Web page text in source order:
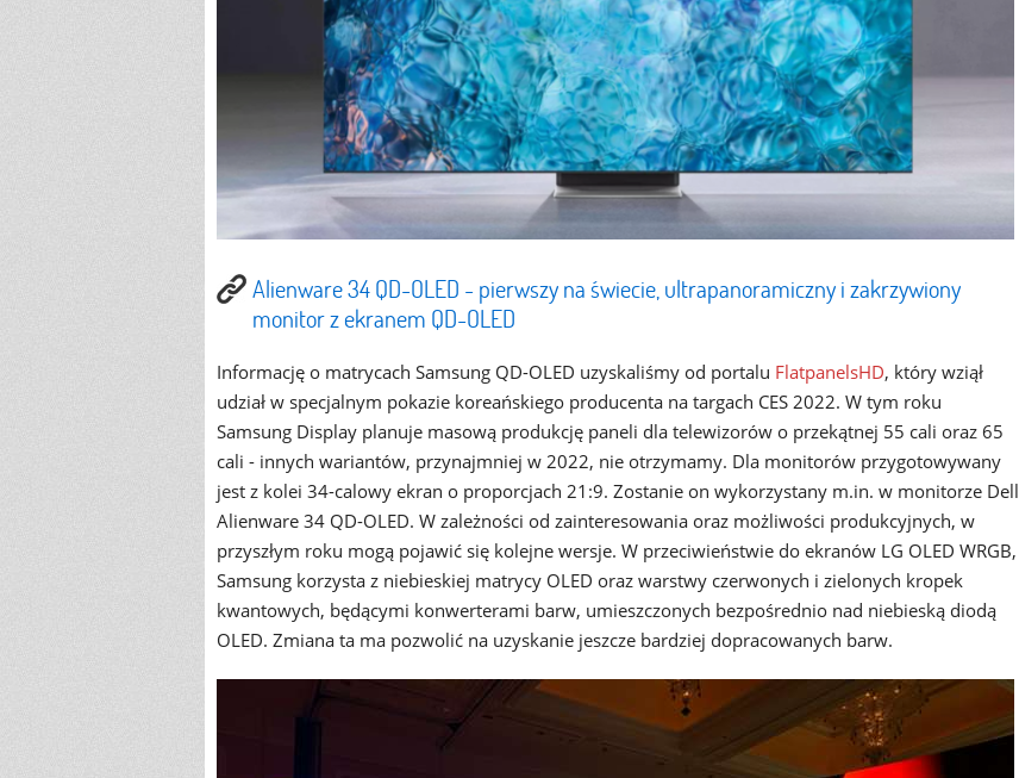
Alienware 34 QD-OLED - pierwszy na świecie, ultrapanoramiczny i zakrzywiony
monitor z ekranem QD-OLED
Informację o matrycach Samsung QD-OLED uzyskaliśmy od portalu FlatpanelsHD, który wziął
udział w specjalnym pokazie koreańskiego producenta na targach CES 2022. W tym roku
Samsung Display planuje masową produkcję paneli dla telewizorów o przekątnej 55 cali oraz 65
cali - innych wariantów, przynajmniej w 2022, nie otrzymamy. Dla monitorów przygotowywany
jest z kolei 34-calowy ekran o proporcjach 21:9. Zostanie on wykorzystany m.in. w monitorze Dell
Alienware 34 QD-OLED. W zależności od zainteresowania oraz możliwości produkcyjnych, w
przyszłym roku mogą pojawić się kolejne wersje. W przeciwieństwie do ekranów LG OLED WRGB,
Samsung korzysta z niebieskiej matrycy OLED oraz warstwy czerwonych i zielonych kropek
kwantowych, będącymi konwerterami barw, umieszczonych bezpośrednio nad niebieską diodą
OLED. Zmiana ta ma pozwolić na uzyskanie jeszcze bardziej dopracowanych barw.